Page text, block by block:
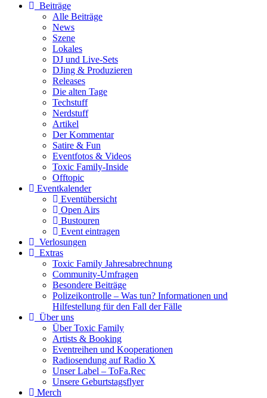
Beiträge
Alle Beiträge
News
Szene
Lokales
DJ und Live-Sets
DJing & Produzieren
Releases
Die alten Tage
Techstuff
Nerdstuff
Artikel
Der Kommentar
Satire & Fun
Eventfotos & Videos
Toxic Family-Inside
Offtopic
Eventkalender
Eventübersicht
Open Airs
Bustouren
Event eintragen
Verlosungen
Extras
Toxic Family Jahresabrechnung
Community-Umfragen
Besondere Beiträge
Polizeikontrolle – Was tun? Informationen und
Hilfestellung für den Fall der Fälle
Über uns
Über Toxic Family
Artists & Booking
Eventreihen und Kooperationen
Radiosendung auf Radio X
Unser Label – ToFa.Rec
Unsere Geburtstagsflyer
Merch